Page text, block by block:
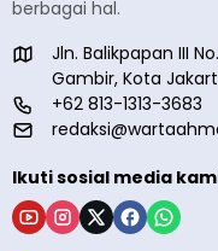
berbagai hal.
Jln. Balikpapan III
Gambir, Kota
+62 813-1313-3683
Ikuti sosial media